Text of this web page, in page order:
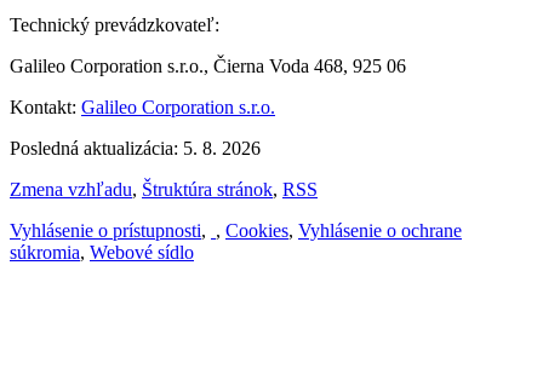
Technický prevádzkovateľ:
Galileo Corporation s.r.o., Čierna Voda 468, 925 06
Kontakt: Galileo Corporation s.r.o.
Posledná aktualizácia: 5. 8. 2026
Zmena vzhľadu, Štruktúra stránok, RSS
Vyhlásenie o prístupnosti, , Cookies, Vyhlásenie o ochrane
súkromia, Webové sídlo